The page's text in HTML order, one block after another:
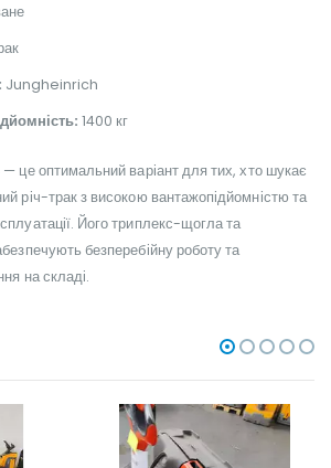
Jungheinrich
1400 кг
це оптимальний варіант для тих, хто шукає
річ-трак з високою вантажопідйомністю та
Його триплекс-щогла та
безперебійну роботу та
на складі.